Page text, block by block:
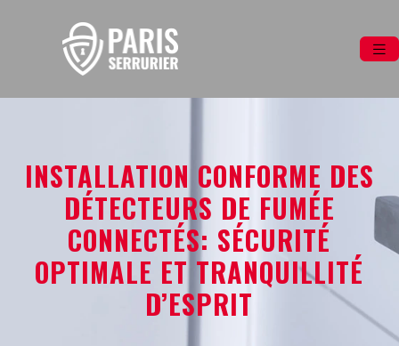
INSTALLATION CONFORME DES
DÉTECTEURS DE FUMÉE
CONNECTÉS: SÉCURITÉ
OPTIMALE ET TRANQUILLITÉ
D’ESPRIT